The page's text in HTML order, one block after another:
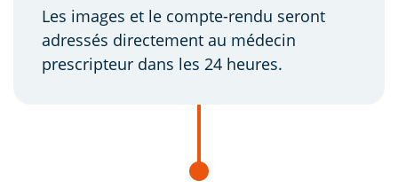
Les images et le compte-rendu seront
adressés directement au médecin
prescripteur dans les 24 heures.